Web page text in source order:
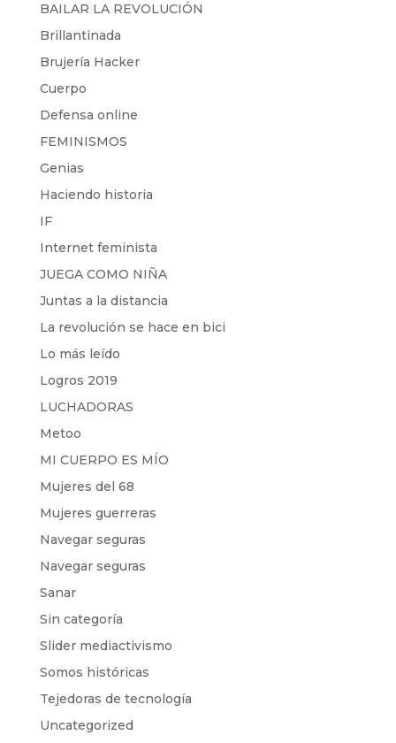
BAILAR LA REVOLUCIÓN
Brillantinada
Brujería Hacker
Cuerpo
Defensa online
FEMINISMOS
Genias
Haciendo historia
IF
Internet feminista
JUEGA COMO NIÑA
Juntas a la distancia
La revolución se hace en bici
Lo más leído
Logros 2019
LUCHADORAS
Metoo
MI CUERPO ES MÍO
Mujeres del 68
Mujeres guerreras
Navegar seguras
Navegar seguras
Sanar
Sin categoría
Slider mediactivismo
Somos históricas
Tejedoras de tecnología
Uncategorized